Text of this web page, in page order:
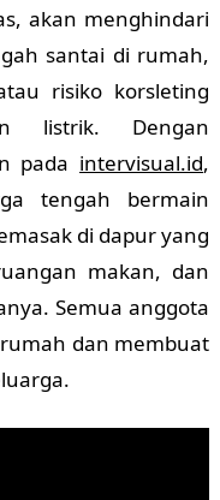
akan menghindari
santai di rumah,
risiko korsleting
listrik. Dengan
pada intervisual.id,
tengah bermain
di dapur yang
makan, dan
Semua anggota
dan membuat